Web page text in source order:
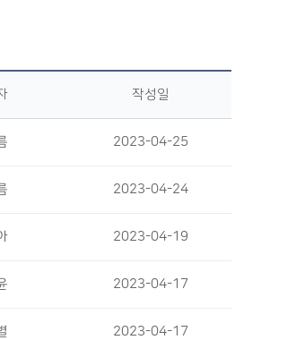
작성일
2023-04-25
2023-04-24
2023-04-19
2023-04-17
2023-04-17